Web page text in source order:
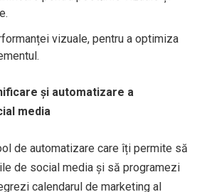
vizuale, pentru a optimiza
și automatizare a
media
de automatizare care îți permite să
de social media și să programezi
calendarul de marketing al